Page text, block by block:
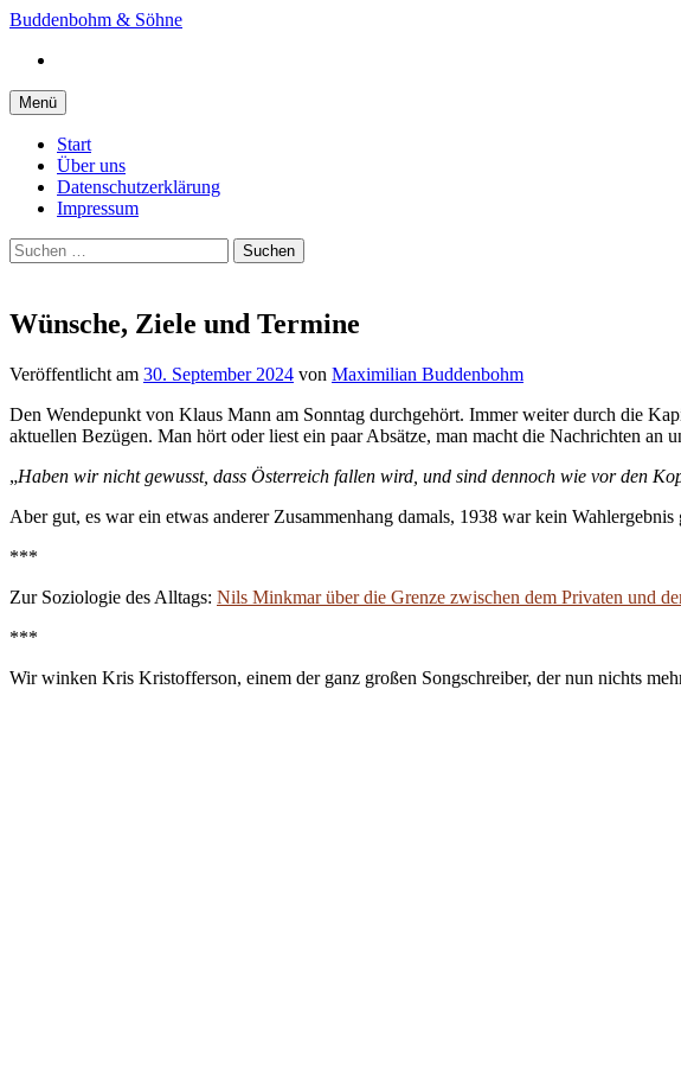
Springe
Inhalt
Buddenbohm & Söhne
Menü
Start
Über uns
Datenschutzerklärung
Impressum
Suchen
nach:
Wünsche, Ziele und Termine
Veröffentlicht am 30. September 2024 von Maximilian Buddenbohm
Den Wendepunkt von Klaus Mann am Sonntag durchgehört. Immer weiter durch die
aktuellen Bezügen. Man hört oder liest ein paar Absätze, man macht die Nachrichten an
„Haben wir nicht gewusst, dass Österreich fallen wird, und sind dennoch wie vor den
Aber gut, es war ein etwas anderer Zusammenhang damals, 1938 war kein Wahlergebnis
***
Zur Soziologie des Alltags: Nils Minkmar über die Grenze zwischen dem Privaten und
***
Wir winken Kris Kristofferson, einem der ganz großen Songschreiber, der nun nichts